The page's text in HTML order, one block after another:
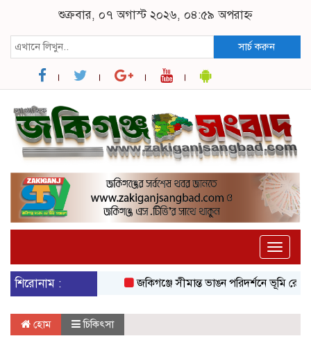
শুক্রবার, ০৭ অগাস্ট ২০২৬, ০৪:৫৯ অপরাহ্ন
সার্চ করুন
Toggle
শিরোনাম :
জকিগঞ্জে সীমান্ত ভাঙন পরিদর্শনে ভূমি রেকর্ড ও
হোম চিকিৎসা